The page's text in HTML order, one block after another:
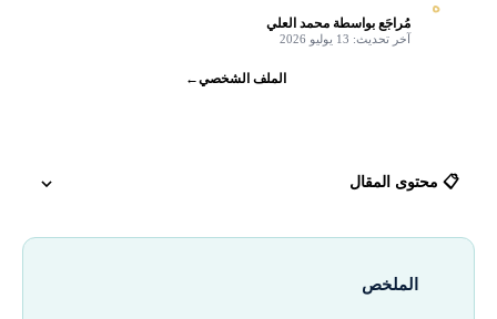
ه
مُراجَع بواسطة محمد العلي
آخر تحديث: 13 يوليو 2026
الملف الشخصي←
📋 محتوى المقال
الملخص